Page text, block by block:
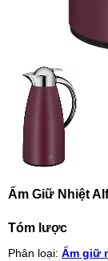
Ấm Giữ Nhiệt
Tóm lược
Phân loại: Ấm giữ